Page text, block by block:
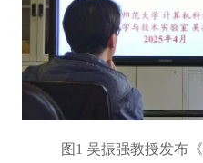
图 1 吴振强教授发布《